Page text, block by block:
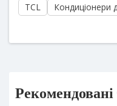
TCL
Кондиціонери